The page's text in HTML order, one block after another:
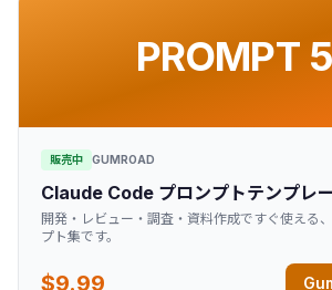
PROMPT
販売中 GUMROAD
Claude Code プロンプトテンプレ
開発・レビュー・調査・資料作成ですぐ使える
プト集です。
$9.99